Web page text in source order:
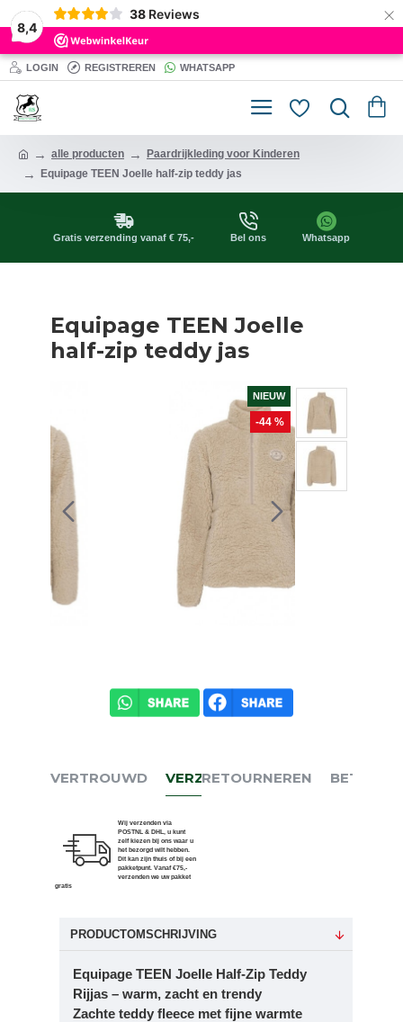
8,4
38 Reviews ×
LOGIN REGISTREREN WHATSAPP
alle producten
Paardrijkleding voor Kinderen
Equipage TEEN Joelle half-zip teddy jas
Gratis verzending vanaf € 75,- Bel ons Whatsapp
Equipage TEEN Joelle
half-zip teddy jas
NIEUW
-44 %
VERTROUWD VERZENDEN
Wij verzenden via
POSTNL & DHL, u kunt
zelf kiezen bij ons waar u
het bezorgd wilt hebben.
Dit kan zijn thuis of bij een
pakketpunt. Vanaf €75,-
verzenden we uw pakket
gratis
RETOURNEREN BETALEN
PRODUCTOMSCHRIJVING
Equipage TEEN Joelle Half-Zip Teddy
Rijjas – warm, zacht en trendy
Zachte teddy fleece met fijne warmte